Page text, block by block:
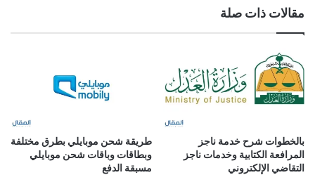
مقالات ذات صلة
بالخطوات شرح خدمة ناجز
المرافعة الكتابية وخدمات ناجز
التقاضي الإلكتروني
طريقة شحن موبايلي بطرق مختلفة
وبطاقات وباقات شحن موبايلي
مسبقة الدفع